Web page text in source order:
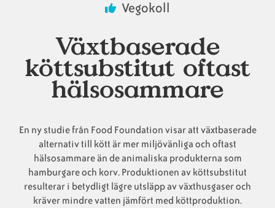
ingredienserkonsumentlistor
frågor
substitut
certifieringar
Vegokoll
Växtbaserade
köttsubstitut oftast
hälsosammare
En ny studie från Food Foundation visar att växtbaserade
alternativ till kött är mer miljövänliga och oftast
hälsosammare än de animaliska produkterna som
hamburgare och korv. Produktionen av köttsubstitut
resulterar i betydligt lägre utsläpp av växthusgaser och
kräver mindre vatten jämfört med köttproduktion.